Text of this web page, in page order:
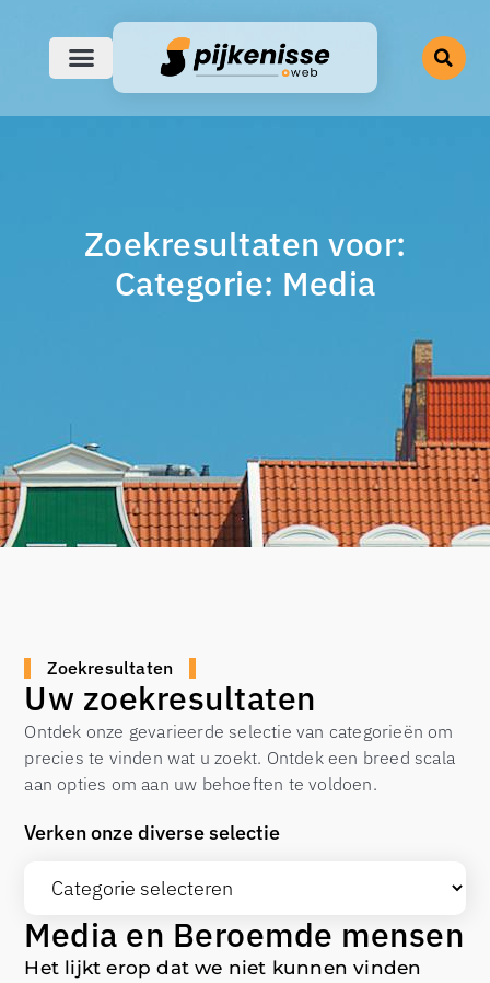
Zoekresultaten voor:
Categorie: Media
Zoekresultaten
Uw zoekresultaten
Ontdek onze gevarieerde selectie van categorieën om
precies te vinden wat u zoekt. Ontdek een breed scala
aan opties om aan uw behoeften te voldoen.
Verken onze diverse selectie
Media en Beroemde mensen
Het lijkt erop dat we niet kunnen vinden